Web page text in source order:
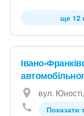
ще 12
Івано-
вул.
Показати